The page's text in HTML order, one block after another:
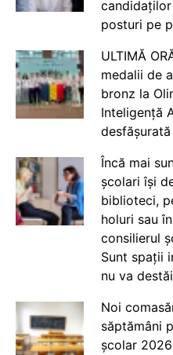
posturi pe
ULTIMĂ
medalii de
bronz la
Inteligență
Încă mai
școlari își
biblioteci,
holuri sau
consilierul
Sunt spații
nu va
Noi
săptămâni
școlar